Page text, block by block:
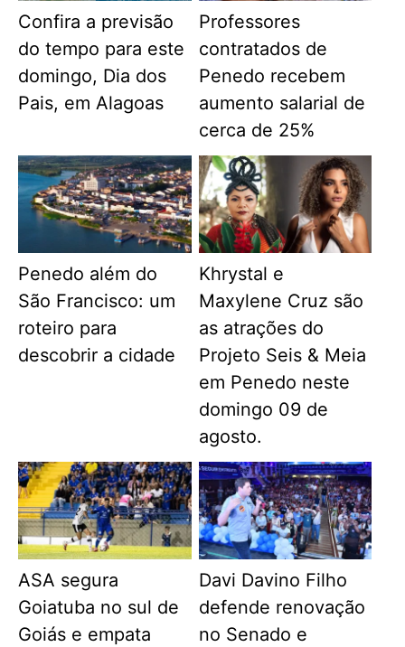
Confira a previsão
do tempo para este
domingo, Dia dos
Pais, em Alagoas
Professores
contratados de
Penedo recebem
aumento salarial de
cerca de 25%
Penedo além do
São Francisco: um
roteiro para
descobrir a cidade
Khrystal e
Maxylene Cruz são
as atrações do
Projeto Seis & Meia
em Penedo neste
domingo 09 de
agosto.
ASA segura
Goiatuba no sul de
Goiás e empata
Davi Davino Filho
defende renovação
no Senado e